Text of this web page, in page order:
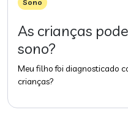
Sono
As crianças
sono?
Meu filho foi diagnosticado
crianças?